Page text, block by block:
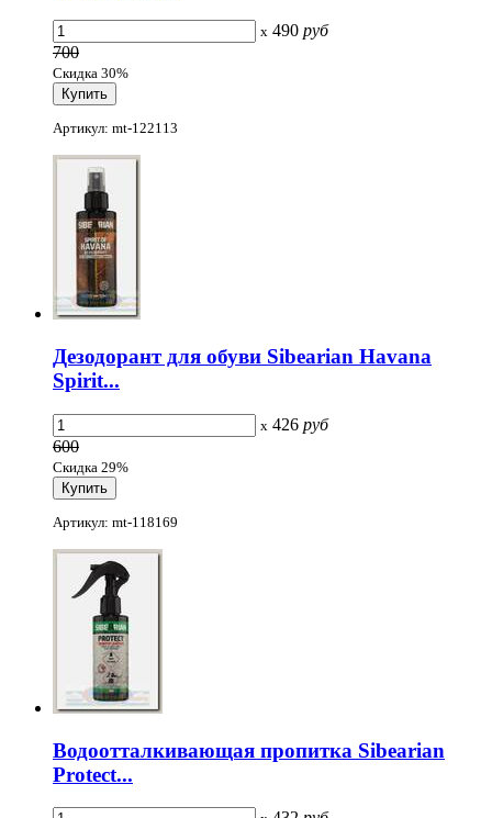
x 490 руб
700
Скидка 30%
Артикул: mt-122113
Дезодорант для обуви Sibearian Havana
Spirit...
x 426 руб
600
Скидка 29%
Артикул: mt-118169
Водоотталкивающая пропитка Sibearian
Protect...